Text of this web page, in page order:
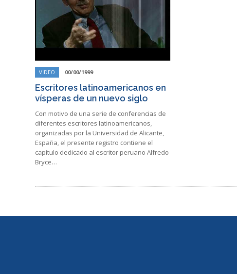
VIDEO 00/00/1999
Escritores latinoamericanos en
vísperas de un nuevo siglo
Con motivo de una serie de conferencias de
diferentes escritores latinoamericanos,
organizadas por la Universidad de Alicante,
España, el presente registro contiene el
capítulo dedicado al escritor peruano Alfredo
Bryce…